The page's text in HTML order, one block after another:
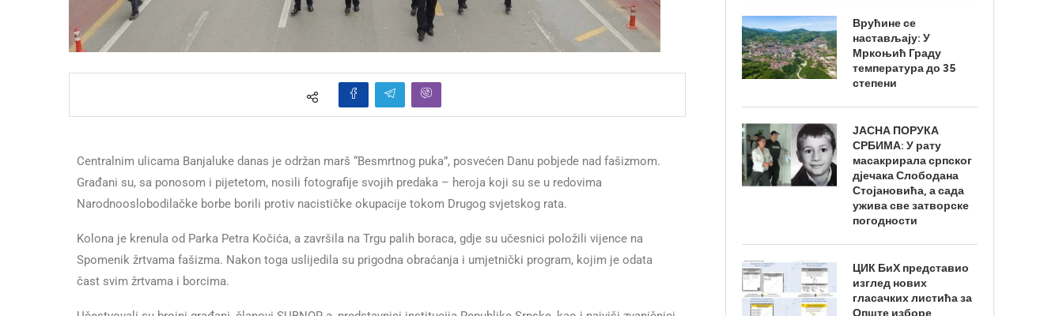
Centralnim ulicama Banjaluke danas je održan marš “Besmrtnog puka”, posvećen Danu pobjede nad fašizmom.
Građani su, sa ponosom i pijetetom, nosili fotografije svojih predaka – heroja koji su se u redovima
Narodnooslobodilačke borbe borili protiv nacističke okupacije tokom Drugog svjetskog rata.
Kolona je krenula od Parka Petra Kočića, a završila na Trgu palih boraca, gdje su učesnici položili vijence na
Spomenik žrtvama fašizma. Nakon toga uslijedila su prigodna obraćanja i umjetnički program, kojim je odata
čast svim žrtvama i borcima.
Врућине се
настављају: У
Мркоњић Граду
температура до 35
степени
ЈАСНА ПОРУКА
СРБИМА: У рату
масакрирала српског
дјечака Слободана
Стојановића, а сада
ужива све затворске
погодности
ЦИК БиХ представио
изглед нових
гласачких листића за